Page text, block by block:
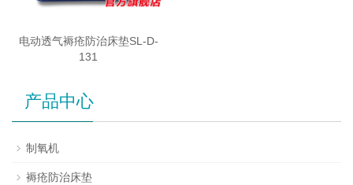
电动透气褥疮防治床垫SL-D-
131
产品中心
制氧机
褥疮防治床垫